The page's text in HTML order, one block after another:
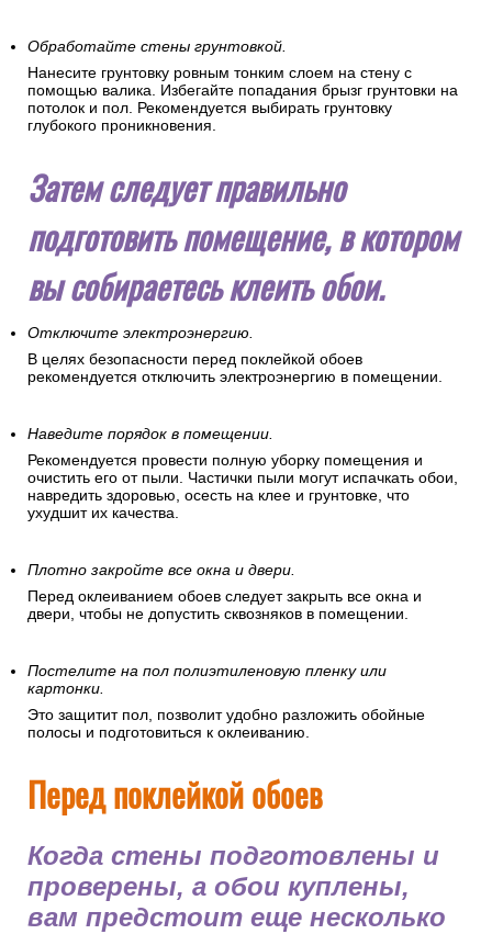
Обработайте стены грунтовкой.
Нанесите грунтовку ровным тонким слоем на стену с
помощью валика. Избегайте попадания брызг грунтовки на
потолок и пол. Рекомендуется выбирать грунтовку
глубокого проникновения.
Затем следует правильно
подготовить помещение, в котором
вы собираетесь клеить обои.
Отключите электроэнергию.
В целях безопасности перед поклейкой обоев
рекомендуется отключить электроэнергию в помещении.
Наведите порядок в помещении.
Рекомендуется провести полную уборку помещения и
очистить его от пыли. Частички пыли могут испачкать обои,
навредить здоровью, осесть на клее и грунтовке, что
ухудшит их качества.
Плотно закройте все окна и двери.
Перед оклеиванием обоев следует закрыть все окна и
двери, чтобы не допустить сквозняков в помещении.
Постелите на пол полиэтиленовую пленку или
картонки.
Это защитит пол, позволит удобно разложить обойные
полосы и подготовиться к оклеиванию.
Перед поклейкой обоев
Когда стены подготовлены и
проверены, а обои куплены,
вам предстоит еще несколько